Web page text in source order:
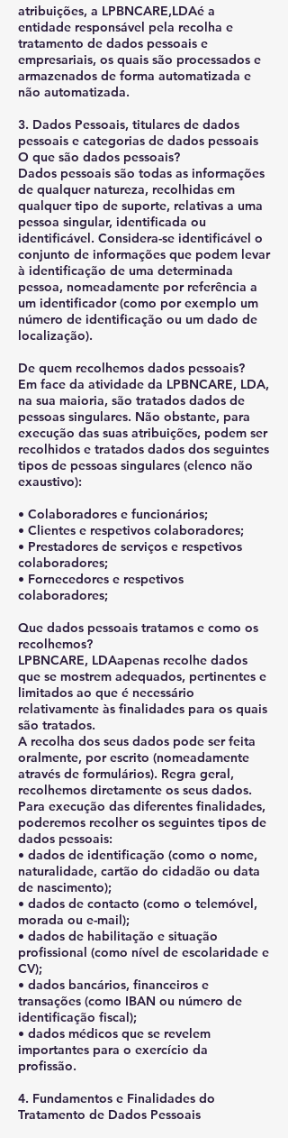
atribuições, a LPBNCARE,LDAé a
entidade responsável pela recolha e
tratamento de dados pessoais e
empresariais, os quais são processados e
armazenados de forma automatizada e
não automatizada.
3. Dados Pessoais, titulares de dados
pessoais e categorias de dados pessoais
O que são dados pessoais?
Dados pessoais são todas as informações
de qualquer natureza, recolhidas em
qualquer tipo de suporte, relativas a uma
pessoa singular, identificada ou
identificável. Considera-se identificável o
conjunto de informações que podem levar
à identificação de uma determinada
pessoa, nomeadamente por referência a
um identificador (como por exemplo um
número de identificação ou um dado de
localização).
De quem recolhemos dados pessoais?
Em face da atividade da LPBNCARE, LDA,
na sua maioria, são tratados dados de
pessoas singulares. Não obstante, para
execução das suas atribuições, podem ser
recolhidos e tratados dados dos seguintes
tipos de pessoas singulares (elenco não
exaustivo):
• Colaboradores e funcionários;
• Clientes e respetivos colaboradores;
• Prestadores de serviços e respetivos
colaboradores;
• Fornecedores e respetivos
colaboradores;
Que dados pessoais tratamos e como os
recolhemos?
LPBNCARE, LDAapenas recolhe dados
que se mostrem adequados, pertinentes e
limitados ao que é necessário
relativamente às finalidades para os quais
são tratados.
A recolha dos seus dados pode ser feita
oralmente, por escrito (nomeadamente
através de formulários). Regra geral,
recolhemos diretamente os seus dados.
Para execução das diferentes finalidades,
poderemos recolher os seguintes tipos de
dados pessoais:
• dados de identificação (como o nome,
naturalidade, cartão do cidadão ou data
de nascimento);
• dados de contacto (como o telemóvel,
morada ou e-mail);
• dados de habilitação e situação
profissional (como nível de escolaridade e
CV);
• dados bancários, financeiros e
transações (como IBAN ou número de
identificação fiscal);
• dados médicos que se revelem
importantes para o exercício da
profissão.
4. Fundamentos e Finalidades do
Tratamento de Dados Pessoais